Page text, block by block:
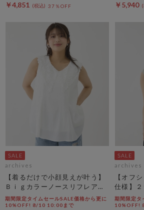
￥4,851 37％OFF ￥5,940
archives
【着るだけで小顔見えが叶う】
Ｂｉｇカラーノースリフレアブ
ラウス
期間限定タイムセールSALE価格から更に
10%OFF! 8/10 10:00まで
archives
【オフ
仕様】
プラム
期間限定タ
10%OFF!